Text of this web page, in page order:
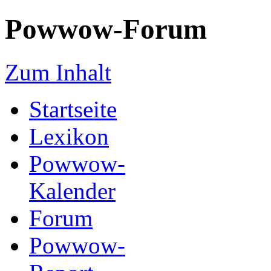
Powwow-Forum
Zum Inhalt
Startseite
Lexikon
Powwow-
Kalender
Forum
Powwow-